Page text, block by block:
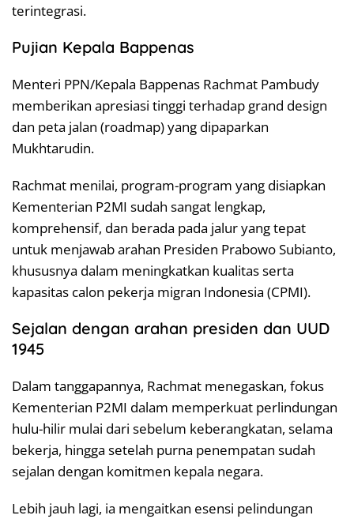
terintegrasi.
Pujian Kepala Bappenas
Menteri PPN/Kepala Bappenas Rachmat Pambudy
memberikan apresiasi tinggi terhadap grand design
dan peta jalan (roadmap) yang dipaparkan
Mukhtarudin.
Rachmat menilai, program-program yang disiapkan
Kementerian P2MI sudah sangat lengkap,
komprehensif, dan berada pada jalur yang tepat
untuk menjawab arahan Presiden Prabowo Subianto,
khususnya dalam meningkatkan kualitas serta
kapasitas calon pekerja migran Indonesia (CPMI).
Sejalan dengan arahan presiden dan UUD
1945
Dalam tanggapannya, Rachmat menegaskan, fokus
Kementerian P2MI dalam memperkuat perlindungan
hulu-hilir mulai dari sebelum keberangkatan, selama
bekerja, hingga setelah purna penempatan sudah
sejalan dengan komitmen kepala negara.
Lebih jauh lagi, ia mengaitkan esensi pelindungan